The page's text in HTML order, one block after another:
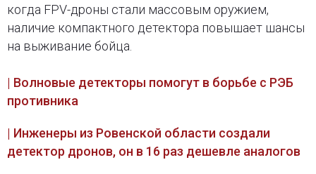
когда FPV-дроны стали массовым оружием,
наличие компактного детектора повышает шансы
на выживание бойца.
| Волновые детекторы помогут в борьбе с РЭБ
противника
| Инженеры из Ровенской области создали
детектор дронов, он в 16 раз дешевле аналогов